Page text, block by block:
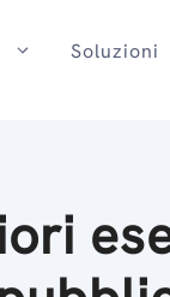
Soluzioni